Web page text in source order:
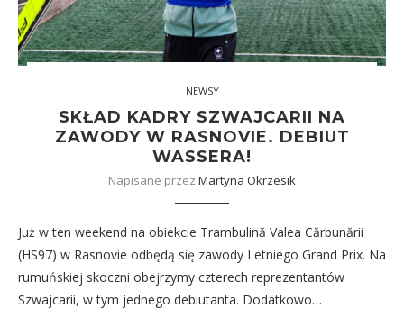
NEWSY
SKŁAD KADRY SZWAJCARII NA
ZAWODY W RASNOVIE. DEBIUT
WASSERA!
Napisane przez Martyna Okrzesik
Już w ten weekend na obiekcie Trambulină Valea Cărbunării
(HS97) w Rasnovie odbędą się zawody Letniego Grand Prix. Na
rumuńskiej skoczni obejrzymy czterech reprezentantów
Szwajcarii, w tym jednego debiutanta. Dodatkowo…